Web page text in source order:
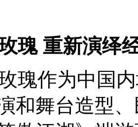
瑰 重新演绎
瑰作为中国内
和舞台造型